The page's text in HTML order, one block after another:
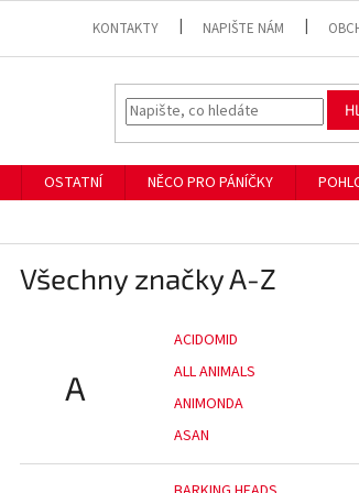
KONTAKTY NAPIŠTE NÁM
OSTATNÍ NĚCO PRO PÁNÍČKY
Všechny značky A-Z
A
ACIDOMID
ALL ANIMALS
ANIMONDA
ASAN